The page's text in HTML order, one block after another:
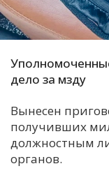
М
дело за мзду
Вынесен
получивших
должностным
органов.